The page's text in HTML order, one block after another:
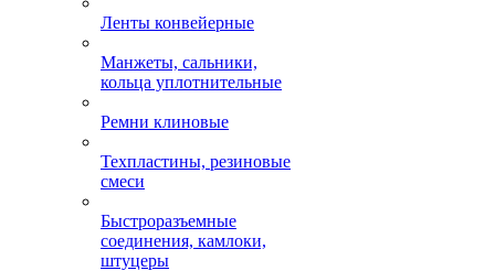
Ленты конвейерные
Манжеты, сальники,
кольца уплотнительные
Ремни клиновые
Техпластины, резиновые
смеси
Быстроразъемные
соединения, камлоки,
штуцеры